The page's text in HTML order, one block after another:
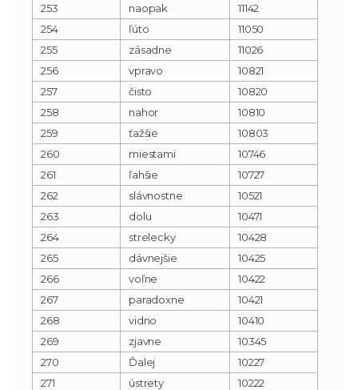
253
naopak
11142
254
ľúto
11050
255
zásadne
11026
256
vpravo
10821
257
čisto
10820
258
nahor
10810
259
ťažšie
10803
260
miestami
10746
261
ľahšie
10727
262
slávnostne
10521
263
dolu
10471
264
strelecky
10428
265
dávnejšie
10425
266
voľne
10422
267
paradoxne
10421
268
vidno
10410
269
zjavne
10345
270
Ďalej
10227
271
ústrety
10222